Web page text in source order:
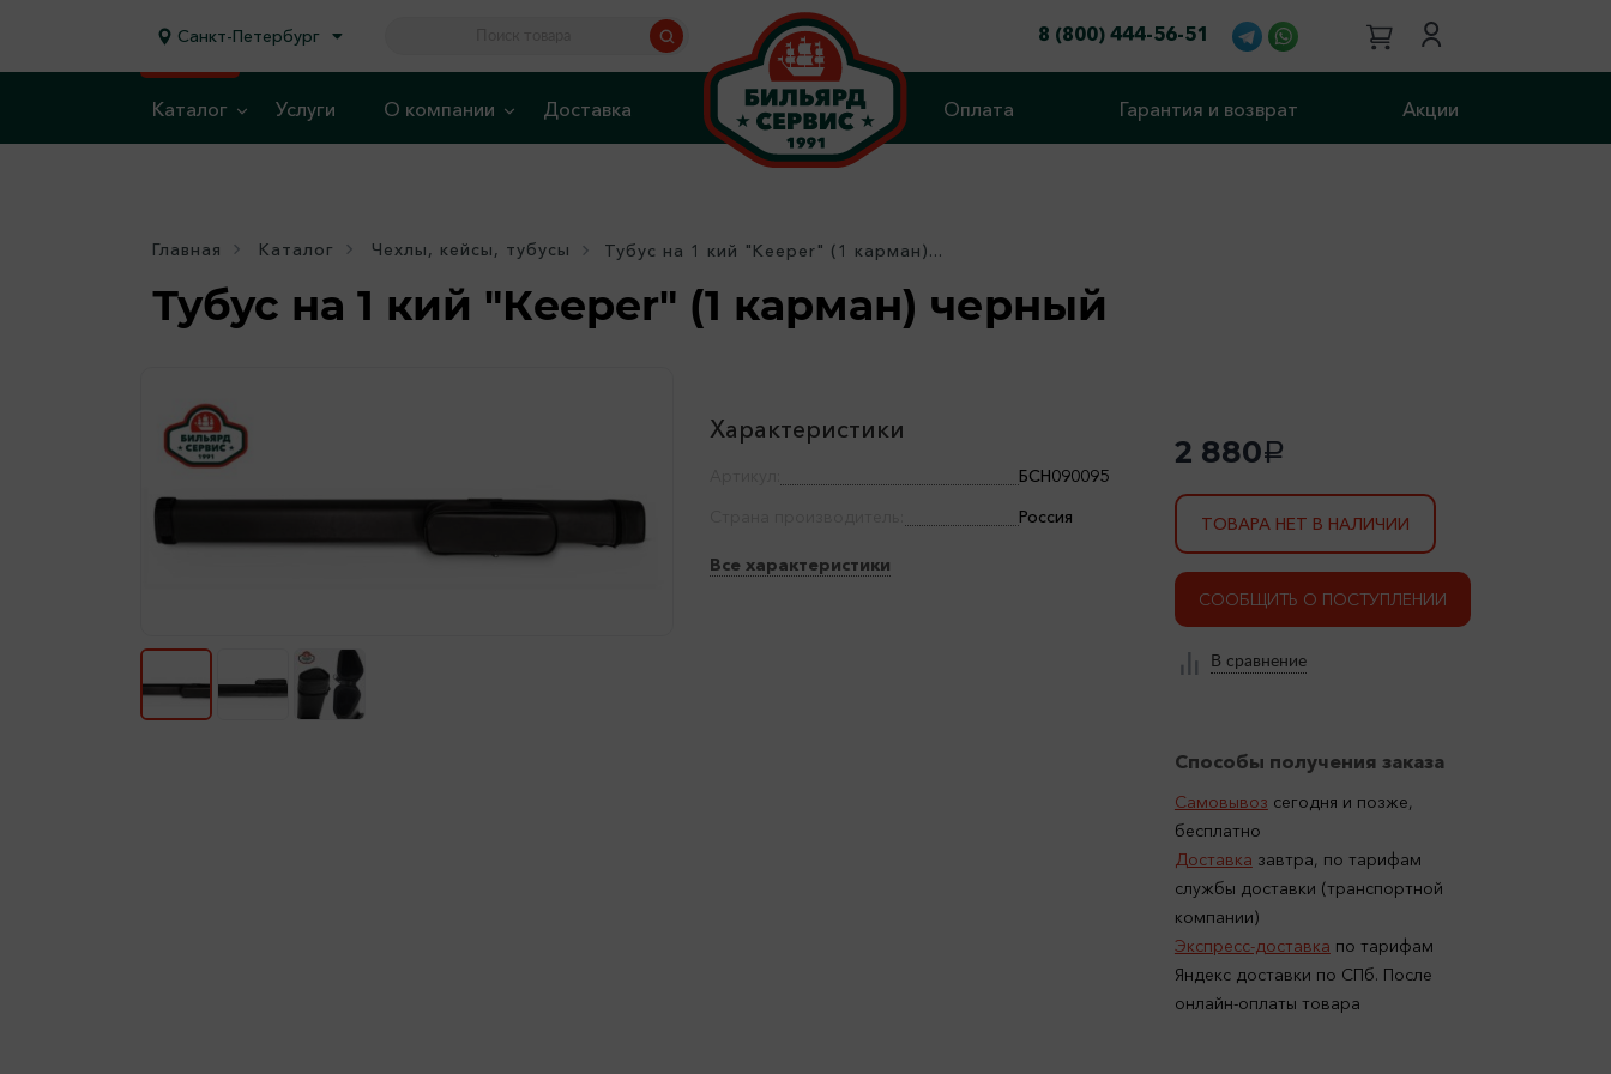
Санкт-Петербург 8 (800) 444-56-51
Каталог Услуги О компании Доставка Оплата Гарантия и возврат Акции
Главная Каталог Чехлы, кейсы, тубусы Тубус на 1 кий "Кeeper" (1 карман)...
Тубус на 1 кий "Кeeper" (1 карман) черный
Характеристики
БСН090095
Россия
Все характеристики
2 880a
ТОВАРА НЕТ В НАЛИЧИИ
СООБЩИТЬ О ПОСТУПЛЕНИИ
В сравнение
Способы получения заказа
Самовывоз сегодня и позже,
бесплатно
Доставка завтра, по тарифам
службы доставки (транспортной
компании)
Экспресс-доставка по тарифам
Яндекс доставки по СПб. После
онлайн-оплаты товара